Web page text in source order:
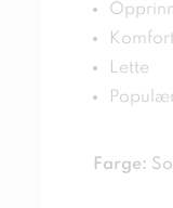
Lette
Farge: